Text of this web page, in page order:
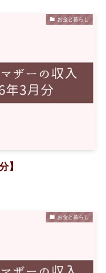
お金と暮らし
】
お金と暮らし